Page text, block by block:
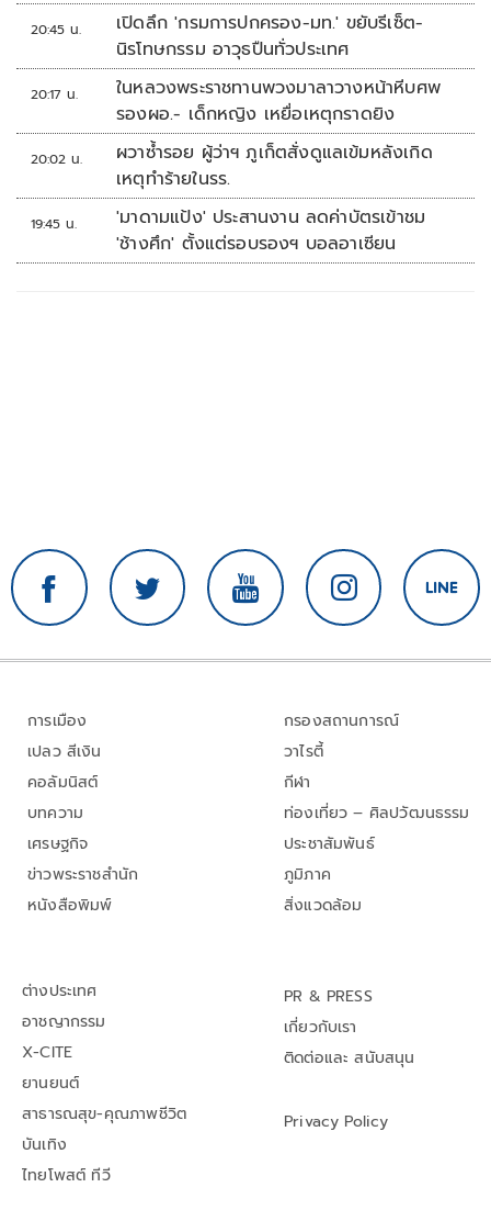
20:45 น.
เปิดลึก 'กรมการปกครอง-มท.' ขยับรีเซ็ต-
นิรโทษกรรม อาวุธปืนทั่วประเทศ
20:17 น.
ในหลวงพระราชทานพวงมาลาวางหน้าหีบศพ
รองผอ.- เด็กหญิง เหยื่อเหตุกราดยิง
20:02 น.
ผวาซ้ำรอย ผู้ว่าฯ ภูเก็ตสั่งดูแลเข้มหลังเกิด
เหตุทำร้ายในรร.
19:45 น.
'มาดามแป้ง' ประสานงาน ลดค่าบัตรเข้าชม
'ช้างศึก' ตั้งแต่รอบรองฯ บอลอาเซียน
การเมือง
เปลว สีเงิน
คอลัมนิสต์
บทความ
เศรษฐกิจ
ข่าวพระราชสำนัก
หนังสือพิมพ์
กรองสถานการณ์
วาไรตี้
กีฬา
ท่องเที่ยว – ศิลปวัฒนธรรม
ประชาสัมพันธ์
ภูมิภาค
สิ่งแวดล้อม
ต่างประเทศ
อาชญากรรม
X-CITE
ยานยนต์
สาธารณสุข-คุณภาพชีวิต
บันเทิง
ไทยโพสต์ ทีวี
PR & PRESS
เกี่ยวกับเรา
ติดต่อและ สนับสนุน
Privacy Policy